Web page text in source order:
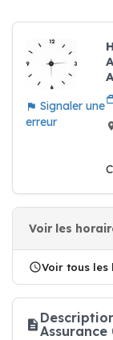
Signaler une
erreur
Voir les
Voir tous les
Assurance